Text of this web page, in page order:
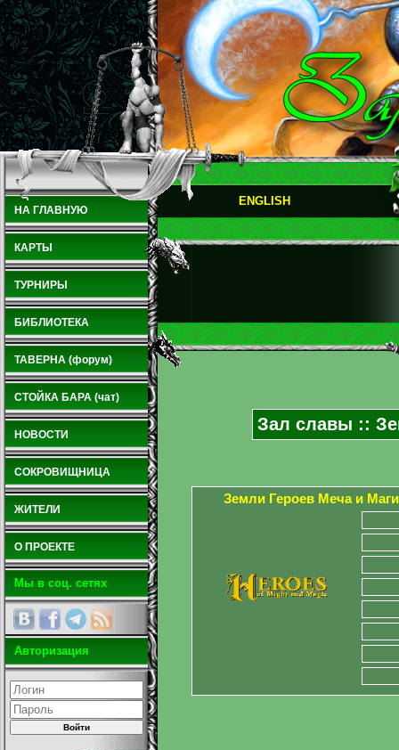
НА ГЛАВНУЮ
КАРТЫ
ТУРНИРЫ
БИБЛИОТЕКА
ТАВЕРНА (форум)
СТОЙКА БАРА (чат)
НОВОСТИ
СОКРОВИЩНИЦА
ЖИТЕЛИ
О ПРОЕКТЕ
Мы в соц. сетях
Авторизация
ENGLISH
Зал славы ::
Земли Героев Меча и